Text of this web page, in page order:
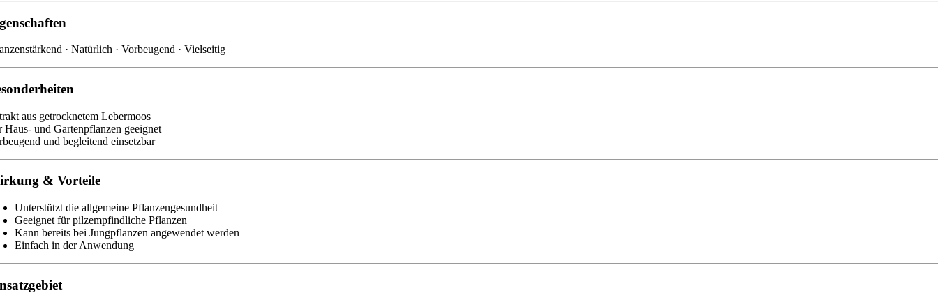
· Natürlich · Vorbeugend · Vielseitig
aus getrocknetem Lebermoos
Haus- und Gartenpflanzen geeignet
und begleitend einsetzbar
& Vorteile
Unterstützt die allgemeine Pflanzengesundheit
Geeignet für pilzempfindliche Pflanzen
Kann bereits bei Jungpflanzen angewendet werden
Einfach in der Anwendung